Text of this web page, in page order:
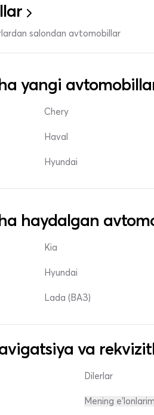
salondan avtomobillar
yangi
Chery
Haval
Hyundai
haydalgan
Kia
Hyundai
Lada (ВАЗ)
va
Dilerlar
Mening e'lonlarim